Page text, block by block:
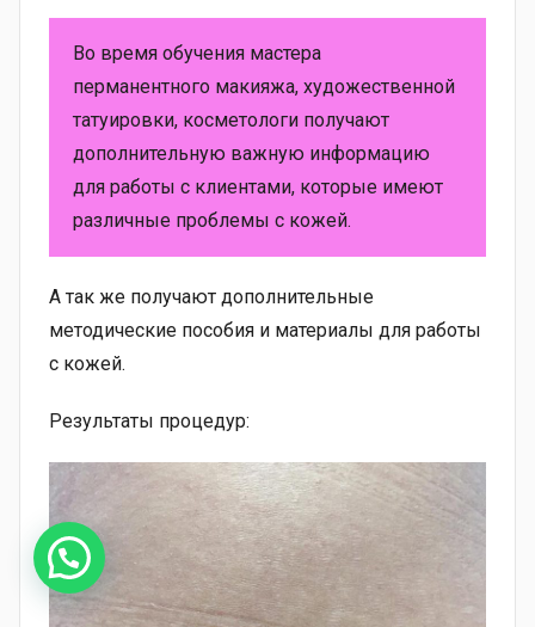
Во время обучения мастера
перманентного макияжа, художественной
татуировки, косметологи получают
дополнительную важную информацию
для работы с клиентами, которые имеют
различные проблемы с кожей.
А так же получают дополнительные
методические пособия и материалы для работы
с кожей.
Результаты процедур: